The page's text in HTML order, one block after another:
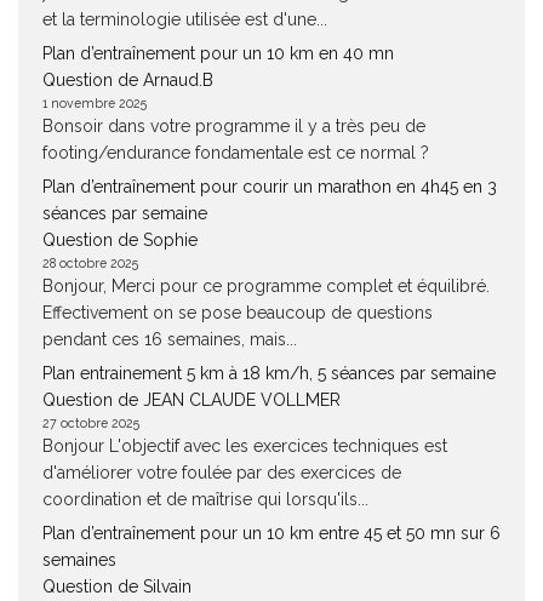
et la terminologie utilisée est d'une...
Plan d’entraînement pour un 10 km en 40 mn
Question de Arnaud.B
1 novembre 2025
Bonsoir dans votre programme il y a très peu de
footing/endurance fondamentale est ce normal ?
Plan d’entraînement pour courir un marathon en 4h45 en 3
séances par semaine
Question de Sophie
28 octobre 2025
Bonjour, Merci pour ce programme complet et équilibré.
Effectivement on se pose beaucoup de questions
pendant ces 16 semaines, mais...
Plan entrainement 5 km à 18 km/h, 5 séances par semaine
Question de JEAN CLAUDE VOLLMER
27 octobre 2025
Bonjour L'objectif avec les exercices techniques est
d'améliorer votre foulée par des exercices de
coordination et de maîtrise qui lorsqu'ils...
Plan d’entraînement pour un 10 km entre 45 et 50 mn sur 6
semaines
Question de Silvain